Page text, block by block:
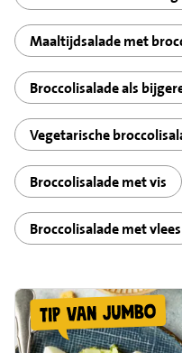
Maaltijdsalade met
Broccolisalade als
Vegetarische
Broccolisalade met vis
Broccolisalade met vlees